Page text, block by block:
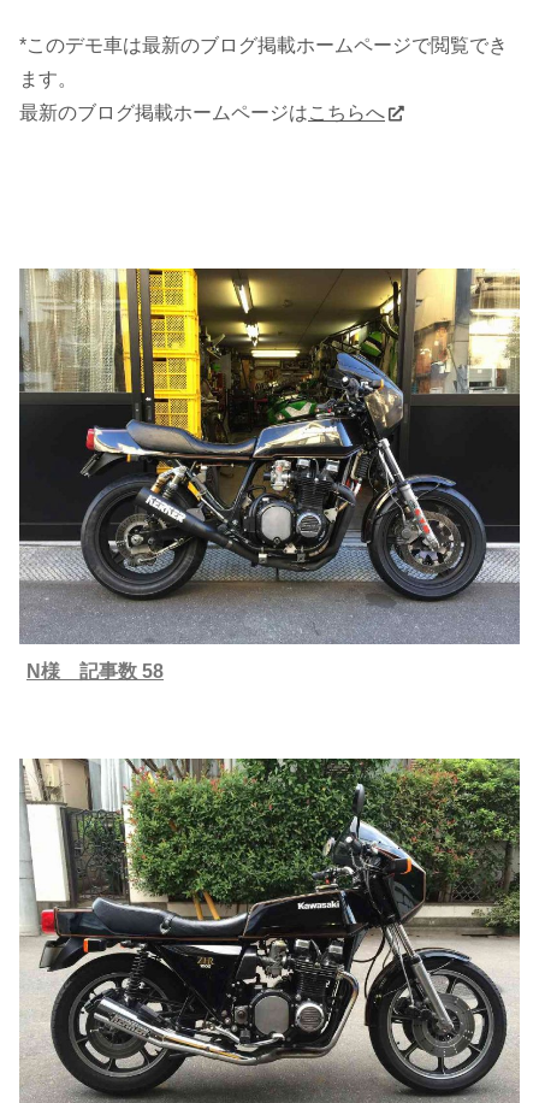
*このデモ車は最新のブログ掲載ホームページで閲覧でき
ます。
最新のブログ掲載ホームページはこちらへ
N様 記事数 58